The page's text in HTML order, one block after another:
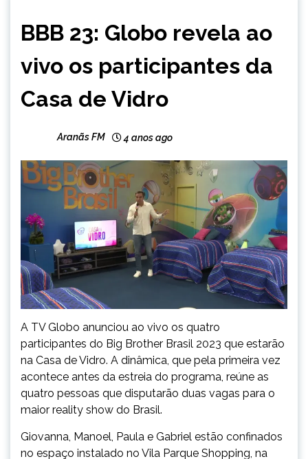
BBB 23: Globo revela ao
vivo os participantes da
Casa de Vidro
Aranãs FM 4 anos ago
A TV Globo anunciou ao vivo os quatro
participantes do Big Brother Brasil 2023 que estarão
na Casa de Vidro. A dinâmica, que pela primeira vez
acontece antes da estreia do programa, reúne as
quatro pessoas que disputarão duas vagas para o
maior reality show do Brasil.
Giovanna, Manoel, Paula e Gabriel estão confinados
no espaço instalado no Vila Parque Shopping, na